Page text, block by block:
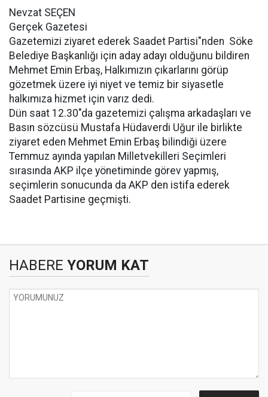
Nevzat SEÇEN
Gerçek Gazetesi
Gazetemizi ziyaret ederek Saadet Partisi"nden Söke
Belediye Başkanlığı için aday adayı olduğunu bildiren
Mehmet Emin Erbaş, Halkımızın çıkarlarını görüp
gözetmek üzere iyi niyet ve temiz bir siyasetle
halkımıza hizmet için varız dedi.
Dün saat 12.30"da gazetemizi çalışma arkadaşları ve
Basın sözcüsü Mustafa Hüdaverdi Uğur ile birlikte
ziyaret eden Mehmet Emin Erbaş bilindiği üzere
Temmuz ayında yapılan Milletvekilleri Seçimleri
sırasında AKP ilçe yönetiminde görev yapmış,
seçimlerin sonucunda da AKP den istifa ederek
Saadet Partisine geçmişti.
HABERE YORUM KAT